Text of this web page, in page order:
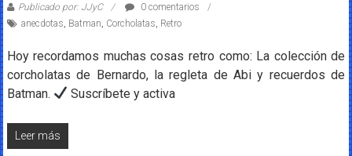
Publicado por: JJyC
0 comentarios
anecdotas, Batman, Corcholatas, Retro
Hoy recordamos muchas cosas retro como: La colección de
corcholatas de Bernardo, la regleta de Abi y recuerdos de
Batman.
Suscríbete y activa
Leer más